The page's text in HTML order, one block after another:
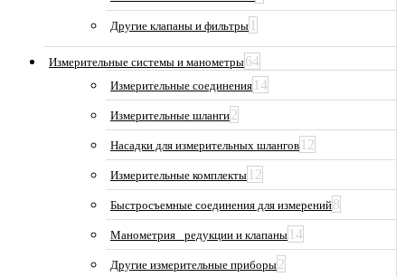
Другие клапаны и фильтры 1
Измерительные системы и манометры64
Измерительные соединения 14
Измерительные шланги2
Насадки для измерительных шлангов 12
Измерительные комплекты 12
Быстросъемные соединения для измерений8
Манометрия_ редукции и клапаны 14
Другие измерительные приборы2